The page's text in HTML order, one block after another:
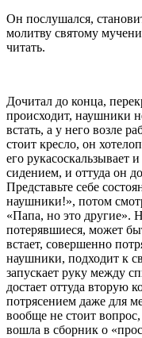
Он послушался,
молитву святому
читать.
Дочитал до конца,
происходит, наушники
встать, а у него возле
стоит кресло, он
его рукасоскальзывает
сидением, и оттуда он
Представьте себе
наушники!», потом
«Папа, но это другие».
потерявшиеся, может
встает, совершенно
наушники, подходит к
запускает руку между
достает оттуда вторую
потрясением даже для
вообще не стоит
вошла в сборник о